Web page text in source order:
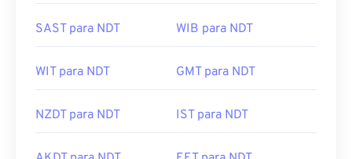
SAST para NDT WIB para NDT
WIT para NDT GMT para NDT
NZDT para NDT IST para NDT